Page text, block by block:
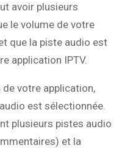
avoir plusieurs
le volume de votre
que la piste audio est
application IPTV.
votre application,
est sélectionnée.
plusieurs pistes audio
et la